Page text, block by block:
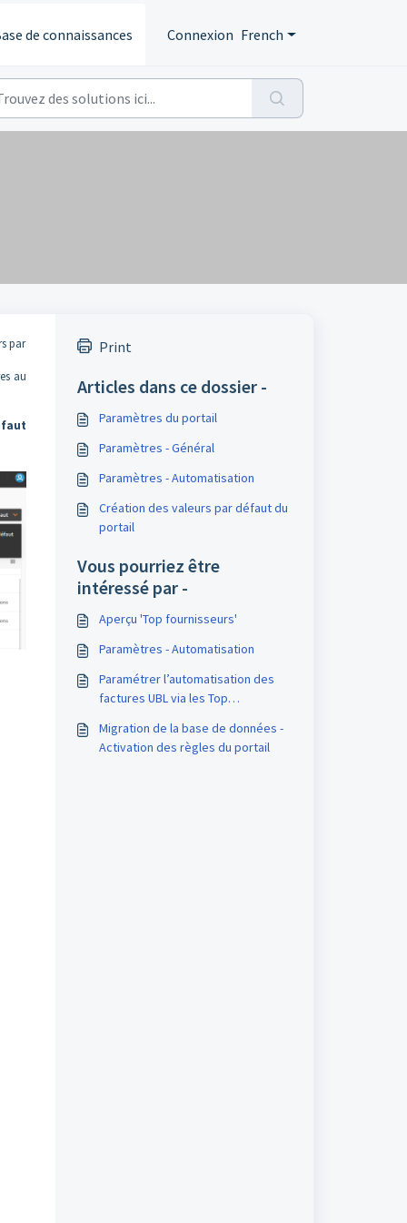
de connaissances Connexion French
par
au
Print
Articles dans ce dossier -
Paramètres du portail
Paramètres - Général
Paramètres - Automatisation
Création des valeurs par défaut du
portail
Vous pourriez être
intéressé par -
Aperçu 'Top fournisseurs'
Paramètres - Automatisation
Paramétrer l’automatisation des
factures UBL via les Top
Migration de la base de données -
Activation des règles du portail